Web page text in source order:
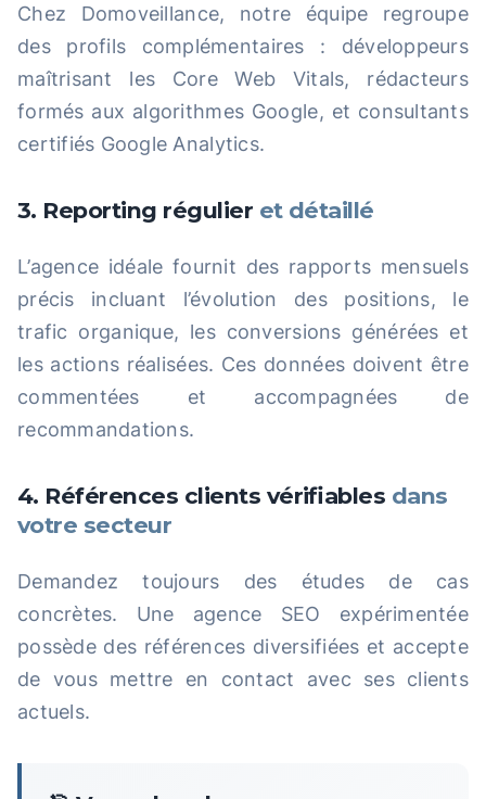
Chez Domoveillance, notre équipe regroupe
des profils complémentaires : développeurs
maîtrisant les Core Web Vitals, rédacteurs
formés aux algorithmes Google, et consultants
certifiés Google Analytics.
3. Reporting régulier et détaillé
L’agence idéale fournit des rapports mensuels
précis incluant l’évolution des positions, le
trafic organique, les conversions générées et
les actions réalisées. Ces données doivent être
commentées et accompagnées de
recommandations.
4. Références clients vérifiables dans
votre secteur
Demandez toujours des études de cas
concrètes. Une agence SEO expérimentée
possède des références diversifiées et accepte
de vous mettre en contact avec ses clients
actuels.